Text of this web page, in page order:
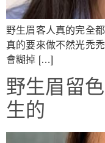
野生眉客人真的完全
真的要來做不然光禿
會糊掉 […]
野生眉留
生的